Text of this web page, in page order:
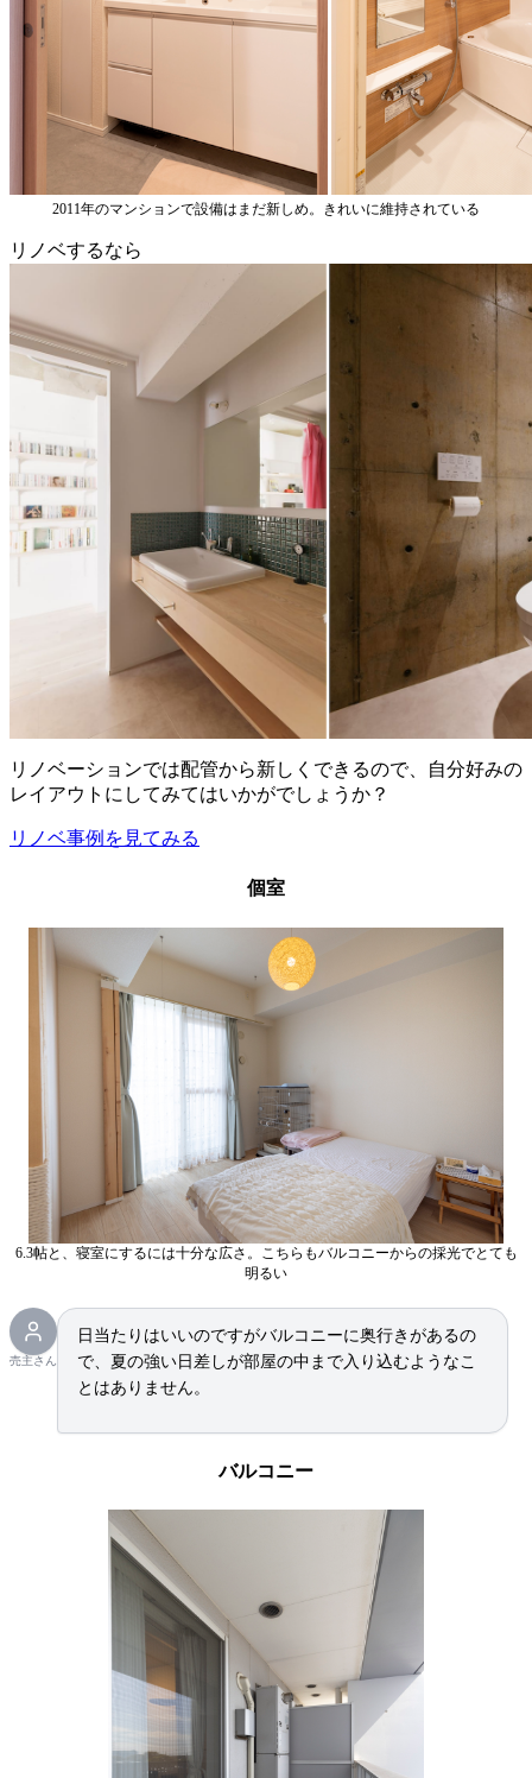
2011年のマンションで設備はまだ新しめ。きれいに維持されている
リノベするなら
リノベーションでは配管から新しくできるので、自分好みの
レイアウトにしてみてはいかがでしょうか？
リノベ事例を見てみる
個室
6.3帖と、寝室にするには十分な広さ。こちらもバルコニーからの採光でとても
明るい
売主さん
日当たりはいいのですがバルコニーに奥行きがあるの
で、夏の強い日差しが部屋の中まで入り込むようなこ
とはありません。
バルコニー